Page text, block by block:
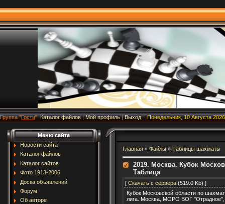
Группа"Гости" Каталог файлов |Мой профиль |Выход Понедельник, 10 Августа
Меню сайта
Новости сайта
Каталог файлов
Каталог сайтов
Фото 1913-2006
Доска объявлений
Форум
Об авторе
Главная » Файлы » Таблицы шахматы
2019. Москва. Кубок
Таблица
[ Скачать с сервера (519.0 Kb) ]
Кубок Московской области по
лига. Москва, МОРО ВОГ "Отрадное",